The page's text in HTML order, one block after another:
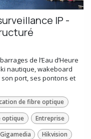
IP -
de l’Eau d’Heure
nautique, wakeboard
port, ses pontons et
de fibre optique
optique
Entreprise
Gigamedia
Hikvision